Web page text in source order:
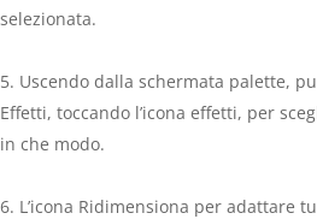
selezionata.
Uscendo dalla schermata palette,
Effetti, toccando l’icona effetti, per
in che modo.
L’icona Ridimensiona per adattare